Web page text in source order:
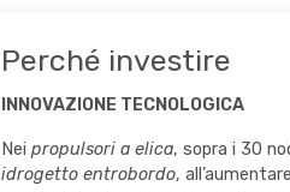
Perché investire
INNOVAZIONE TECNOLOGICA
Nei propulsori a elica, sopra i 30
idrogetto entrobordo,